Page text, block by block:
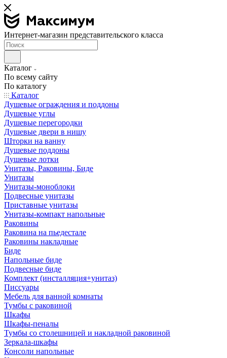
Интернет-магазин представительского класса
Каталог
По всему сайту
По каталогу
Каталог
Душевые ограждения и поддоны
Душевые углы
Душевые перегородки
Душевые двери в нишу
Шторки на ванну
Душевые поддоны
Душевые лотки
Унитазы, Раковины, Биде
Унитазы
Унитазы-моноблоки
Подвесные унитазы
Приставные унитазы
Унитазы-компакт напольные
Раковины
Раковина на пьедестале
Раковины накладные
Биде
Напольные биде
Подвесные биде
Комплект (инсталляция+унитаз)
Писсуары
Мебель для ванной комнаты
Тумбы с раковиной
Шкафы
Шкафы-пеналы
Тумбы со столешницей и накладной раковиной
Зеркала-шкафы
Консоли напольные